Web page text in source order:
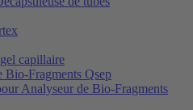
capillaire
Bio-Fragments Qsep
Analyseur de Bio-Fragments